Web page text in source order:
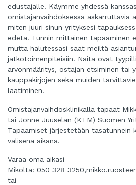
edustajalle. Käymme yhdessä
omistajanvaihdoksessa askarruttavia
miten juuri sinun yrityksesi
edetä. Tunnin mittainen tapaaminen
mutta halutessasi saat meiltä
jatkotoimenpiteisiin. Näitä ovat
arvonmääritys, ostajan etsiminen tai
kauppakirjojen sekä muiden
laatiminen.
Omistajanvaihdosklinikalla tapaat
tai Jonne Juuselan (KTM) Suomen
Tapaamiset järjestetään tasatunnein
välisenä aikana.
Varaa oma aikasi
Mikolta: 050 328 3250,
tai